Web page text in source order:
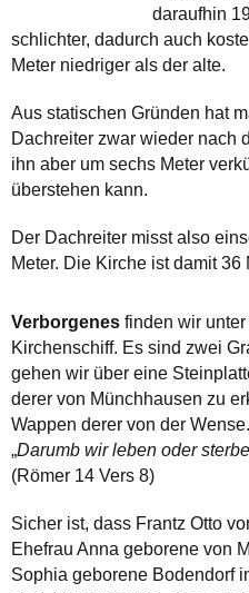
daraufhin
schlichter, dadurch auch
Meter niedriger als der alte.
Aus statischen Gründen hat
Dachreiter zwar wieder nach
ihn aber um sechs Meter
überstehen kann.
Der Dachreiter misst also
Meter. Die Kirche ist damit 36
Verborgenes finden wir
Kirchenschiff. Es sind zwei
gehen wir über eine
derer von Münchhausen zu
Wappen derer von der
„Darumb wir leben oder
(Römer 14 Vers 8)
Sicher ist, dass Frantz Otto
Ehefrau Anna geborene von
Sophia geborene Bodendorf